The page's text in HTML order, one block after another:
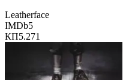
Leatherface
IMDb5
КП5.271